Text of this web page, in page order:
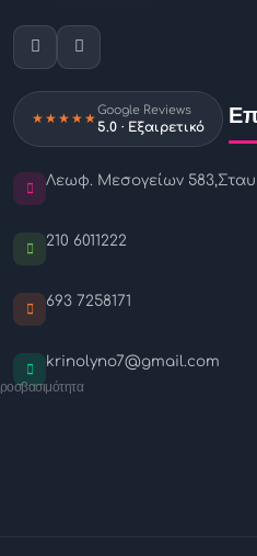
★★★★★Google Reviews
5.0 · Εξαιρετικό
Λεωφ. Μεσογείων 583,
210 6011222
693 7258171
krinolyno7@gmail.com